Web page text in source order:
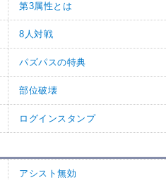
第3属性とは
8人対戦
パズパスの特典
部位破壊
ログインスタンプ
アシスト無効